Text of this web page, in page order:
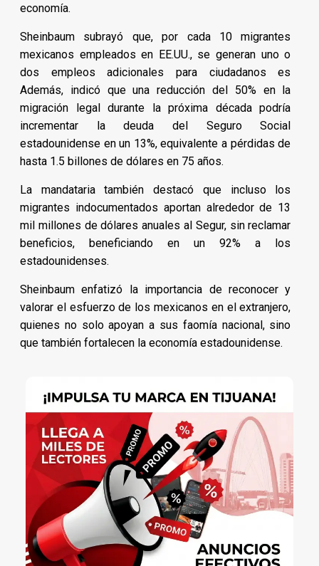
economía.
Sheinbaum subrayó que, por cada 10 migrantes
mexicanos empleados en EE.UU., se generan uno o
dos empleos adicionales para ciudadanos es
Además, indicó que una reducción del 50% en la
migración legal durante la próxima década podría
incrementar la deuda del Seguro Social
estadounidense en un 13%, equivalente a pérdidas de
hasta 1.5 billones de dólares en 75 años.
La mandataria también destacó que incluso los
migrantes indocumentados aportan alrededor de 13
mil millones de dólares anuales al Segur, sin reclamar
beneficios, beneficiando en un 92% a los
estadounidenses.
Sheinbaum enfatizó la importancia de reconocer y
valorar el esfuerzo de los mexicanos en el extranjero,
quienes no solo apoyan a sus faomía nacional, sino
que también fortalecen la economía estadounidense.